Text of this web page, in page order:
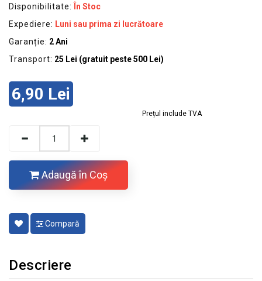
Disponibilitate:
În Stoc
Expediere: Luni sau prima zi lucrătoare
Garanție: 2 Ani
Transport: 25 Lei (gratuit peste 500 Lei)
6,90 Lei
Prețul include TVA
Adaugă în Coş
Compară
Descriere